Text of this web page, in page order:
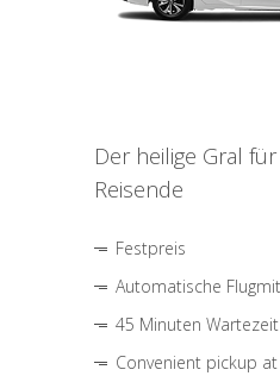
Der heilige Gral
Reisende
Festpreis
Automatische
45 Minuten
Convenient pickup